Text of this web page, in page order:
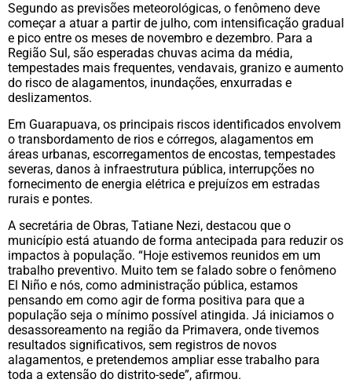
Segundo as previsões meteorológicas, o fenômeno deve
começar a atuar a partir de julho, com intensificação gradual
e pico entre os meses de novembro e dezembro. Para a
Região Sul, são esperadas chuvas acima da média,
tempestades mais frequentes, vendavais, granizo e aumento
do risco de alagamentos, inundações, enxurradas e
deslizamentos.
Em Guarapuava, os principais riscos identificados envolvem
o transbordamento de rios e córregos, alagamentos em
áreas urbanas, escorregamentos de encostas, tempestades
severas, danos à infraestrutura pública, interrupções no
fornecimento de energia elétrica e prejuízos em estradas
rurais e pontes.
A secretária de Obras, Tatiane Nezi, destacou que o
município está atuando de forma antecipada para reduzir os
impactos à população. “Hoje estivemos reunidos em um
trabalho preventivo. Muito tem se falado sobre o fenômeno
El Niño e nós, como administração pública, estamos
pensando em como agir de forma positiva para que a
população seja o mínimo possível atingida. Já iniciamos o
desassoreamento na região da Primavera, onde tivemos
resultados significativos, sem registros de novos
alagamentos, e pretendemos ampliar esse trabalho para
toda a extensão do distrito-sede”, afirmou.